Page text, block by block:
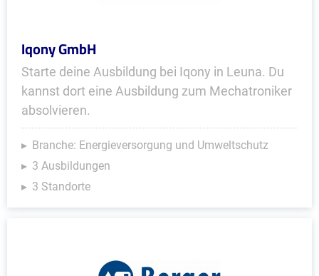
Iqony GmbH
Starte deine Ausbildung bei Iqony in Leuna. Du
kannst dort eine Ausbildung zum Mechatroniker
absolvieren.
Branche: Energieversorgung und Umweltschutz
3 Ausbildungen
3 Standorte